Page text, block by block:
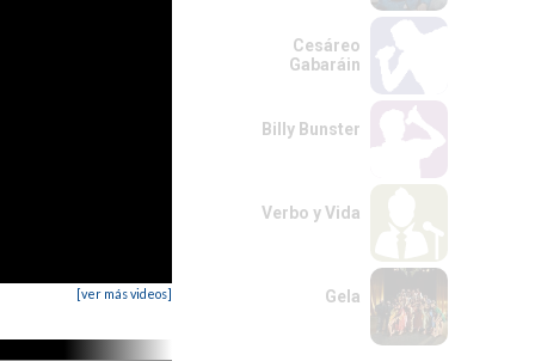
[ver más videos]
Cesáreo
Gabaráin
Billy Bunster
Verbo y Vida
Gela